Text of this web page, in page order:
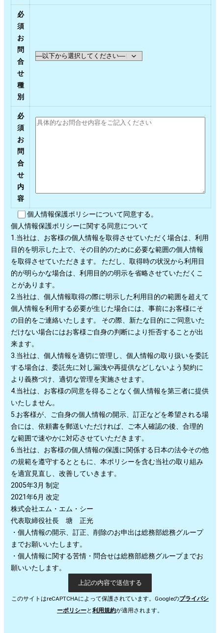
必
須
お
問
合
せ
種
別
必
須
お
問
合
せ
内
容
個人情報保護ポリシーについて同意する。
個人情報保護ポリシーに関する同意について
1.当社は、お客様の個人情報を取得させていただく場合は、利用
目的を明示した上で、その目的のために必要な範囲の個人情報
を取得させていただきます。 ただし、取得時の状況から利用目
的が明らかな場合は、利用目的の明示を省略させていただくこ
とがあります。
2.当社は、個人情報取得の際に明示した利用目的の範囲を超えて
個人情報を利用する必要が生じた場合には、事前にお客様にそ
の目的をご連絡いたします。 その際、新たな目的にご同意いた
だけない場合にはお客様ご自身の判断により拒否することが出
来ます。
3.当社は、個人情報を適切に管理し、個人情報の取り扱いを委託
する場合は、委託先に対し漏洩や再提供などしないよう契約に
より義務づけ、適切な管理を実施させます。
4.当社は、お客様の同意を得ることなく個人情報を第三者に提供
いたしません。
5.お客様が、ご自身の個人情報の開示、訂正などを希望される場
合には、依頼書を郵送いただければ、ご本人確認の後、合理的
な範囲で速やかに対応させていただきます。
6.当社は、お客様の個人情報の保護に関係する日本の法令その他
の規範を遵守するとともに、本ポリシーを含む当社の取り組み
を適宜見直し、改善していきます。
2005年3月 制定
2021年6月 改定
株式会社エム・エム・シー
代表取締役社長 塘 正光
・個人情報の開示、訂正、削除のお申出は総務部総務グループ
までお願いいたします。
・個人情報に関する苦情・問合せは総務部総務グループまでお
願いいたします。
このサイトはreCAPTCHAによって保護されています。Googleのプライバシ
ーポリシーと利用規約が適用されます。